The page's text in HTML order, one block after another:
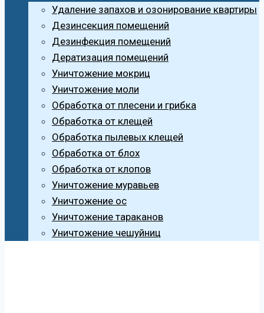
Удаление запахов и озонирование квартиры
Дезинсекция помещений
Дезинфекция помещений
Дератизация помещений
Уничтожение мокриц
Уничтожение моли
Обработка от плесени и грибка
Обработка от клещей
Обработка пылевых клещей
Обработка от блох
Обработка от клопов
Уничтожение муравьев
Уничтожение ос
Уничтожение тараканов
Уничтожение чешуйниц